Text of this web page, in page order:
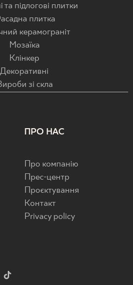
та підлогові плитки
плитка
керамограніт
Мозаїка
Клінкер
Декоративні
зі скла
ПРО НАС
Про компанію
Прес-центр
Проєктування
Контакт
Privacy policy